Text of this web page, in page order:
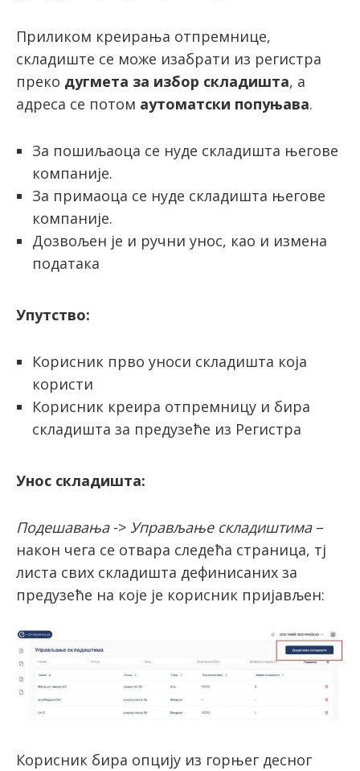
Приликом креирања отпремнице,
складиште се може изабрати из регистра
преко дугмета за избор складишта, а
адреса се потом аутоматски попуњава.
За пошиљаоца се нуде складишта његове
компаније.
За примаоца се нуде складишта његове
компаније.
Дозвољен је и ручни унос, као и измена
података
Упутство:
Корисник прво уноси складишта која
користи
Корисник креира отпремницу и бира
складишта за предузеће из Регистра
Унос складишта:
Подешавања-> Управљање складиштима–
након чега се отвара следећа страница, тј
листа свих складишта дефинисаних за
предузеће на које је корисник пријављен:
Корисник бира опцију из горњег десног